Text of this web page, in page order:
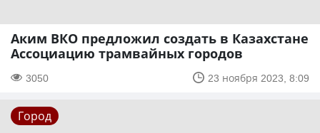
Аким ВКО предложил создать в Казахстане
Ассоциацию трамвайных городов
3050 23 ноября 2023, 8:09
Город